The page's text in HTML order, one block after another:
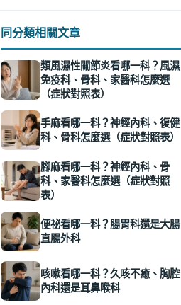
同分類相關文章
類風濕性關節炎看哪一科？風濕
免疫科、骨科、家醫科怎麼選
（症狀對照表）
手麻看哪一科？神經內科、復健
科、骨科怎麼選（症狀對照表）
腳麻看哪一科？神經內科、骨
科、家醫科怎麼選（症狀對照
表）
便祕看哪一科？腸胃科還是大腸
直腸外科
咳嗽看哪一科？久咳不癒、胸腔
內科還是耳鼻喉科